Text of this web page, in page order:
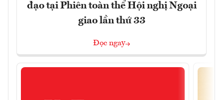
đạo tại Phiên toàn thể Hội nghị Ngoại
giao lần thứ 33
Đọc ngay